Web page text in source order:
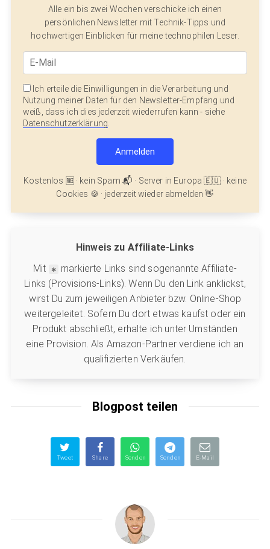
Alle ein bis zwei Wochen verschicke ich einen
persönlichen Newsletter mit Technik-Tipps und
hochwertigen Einblicken für meine technophilen Leser.
Ich erteile die Einwilligungen in die Verarbeitung und
Nutzung meiner Daten für den Newsletter-Empfang und
weiß, dass ich dies jederzeit wiederrufen kann - siehe
Datenschutzerklärung.
Kostenlos 🆓 · kein Spam 📬 · Server in Europa 🇪🇺 · keine
Cookies 🍪 · jederzeit wieder abmelden 👋
Hinweis zu Affiliate-Links
Mit
markierte Links sind sogenannte Affiliate-
Links (Provisions-Links). Wenn Du den Link anklickst,
wirst Du zum jeweiligen Anbieter bzw. Online-Shop
weitergeleitet. Sofern Du dort etwas kaufst oder ein
Produkt abschließt, erhalte ich unter Umständen
eine Provision. Als Amazon-Partner verdiene ich an
qualifizierten Verkäufen.
Blogpost teilen
Tweet Share Senden Senden E-Mail